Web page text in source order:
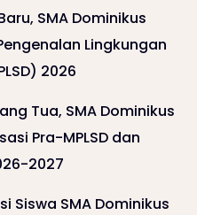
SMA Dominikus
Lingkungan
2026
Tua, SMA Dominikus
Pra-MPLSD dan
2027
Siswa SMA Dominikus